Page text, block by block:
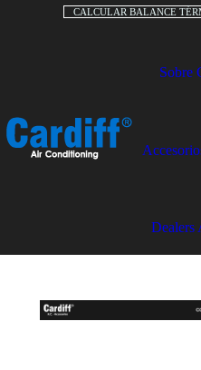
CALCULAR BALANCE
Sobre
Dealers